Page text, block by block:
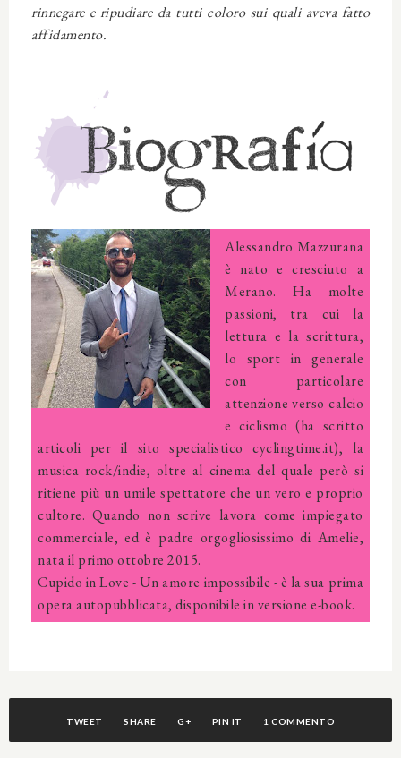
rinnegare e ripudiare da tutti coloro sui quali aveva fatto
affidamento.
Alessandro Mazzurana
è nato e cresciuto a
Merano. Ha molte
passioni, tra cui la
lettura e la scrittura,
lo sport in generale
con particolare
attenzione verso calcio
e ciclismo (ha scritto
articoli per il sito specialistico cyclingtime.it), la
musica rock/indie, oltre al cinema del quale però si
ritiene più un umile spettatore che un vero e proprio
cultore. Quando non scrive lavora come impiegato
commerciale, ed è padre orgogliosissimo di Amelie,
nata il primo ottobre 2015.
Cupido in Love - Un amore impossibile - è la sua prima
opera autopubblicata, disponibile in versione e-book.
TWEET SHARE G+ PIN IT 1 COMMENTO